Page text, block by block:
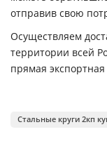
отправив свою
Осуществляем
территории всей
прямая
Стальные круги 2кп